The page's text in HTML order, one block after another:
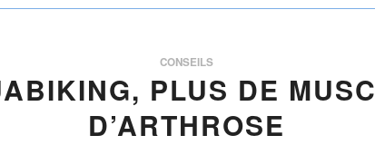
CONSEILS
PLUS DE
D’ARTHROSE